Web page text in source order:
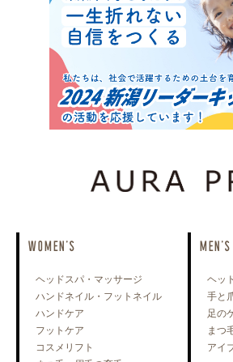
WOMEN'S
ヘッドスパ・マッサージ
ハンドネイル・フットネイル
ハンドケア
フットケア
コスメリフト
MEN'S
ヘッ
手と
足の
まつ
アイ